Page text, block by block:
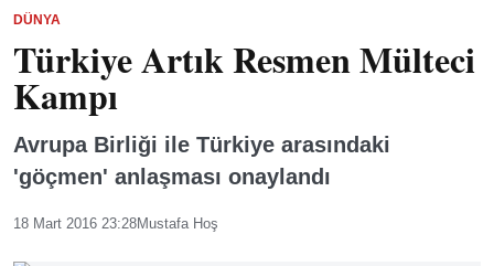
DÜNYA
Türkiye Artık Resmen Mülteci
Kampı
Avrupa Birliği ile Türkiye arasındaki
'göçmen' anlaşması onaylandı
18 Mart 2016 23:28Mustafa Hoş